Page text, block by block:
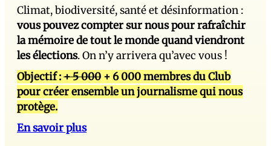
Climat, biodiversité, santé et désinformation :
vous pouvez compter sur nous pour rafraîchir
la mémoire de tout le monde quand viendront
les élections. On n’y arrivera qu’avec vous !
Objectif :+ 5 000 + 6 000 membres du Club
pour créer ensemble un journalisme qui nous
protège.
En savoir plus